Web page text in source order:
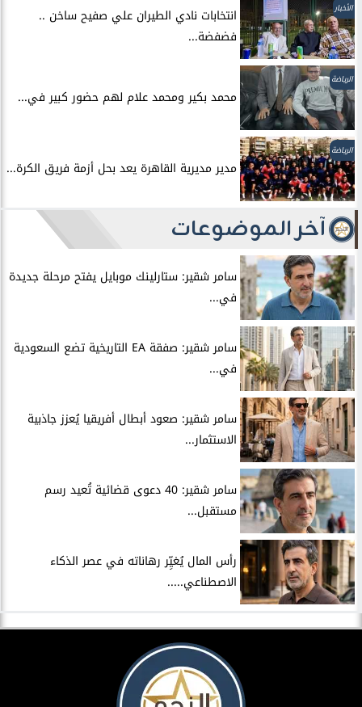
الأخبار
انتخابات نادي الطيران علي صفيح ساخن ..
فضفضة...
الرياضة
محمد بكير ومحمد علام لهم حضور كبير في...
الرياضة
مدير مديرية القاهرة يعد بحل أزمة فريق الكرة...
آخر الموضوعات
سامر شقير: ستارلينك موبايل يفتح مرحلة جديدة
في...
سامر شقير: صفقة EA التاريخية تضع السعودية
في...
سامر شقير: صعود أبطال أفريقيا يُعزز جاذبية
الاستثمار...
سامر شقير: 40 دعوى قضائية تُعيد رسم
مستقبل...
رأس المال يُغيِّر رهاناته في عصر الذكاء
الاصطناعي.....